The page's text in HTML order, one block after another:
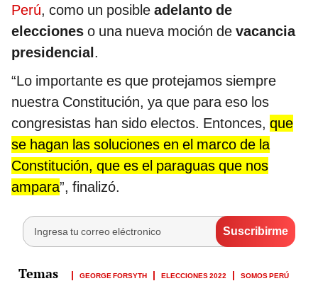
Perú, como un posible adelanto de
elecciones o una nueva moción de vacancia
presidencial.
“Lo importante es que protejamos siempre
nuestra Constitución, ya que para eso los
congresistas han sido electos. Entonces, que
se hagan las soluciones en el marco de la
Constitución, que es el paraguas que nos
ampara”, finalizó.
GEORGE FORSYTH ELECCIONES 2022
SOMOS PERÚ